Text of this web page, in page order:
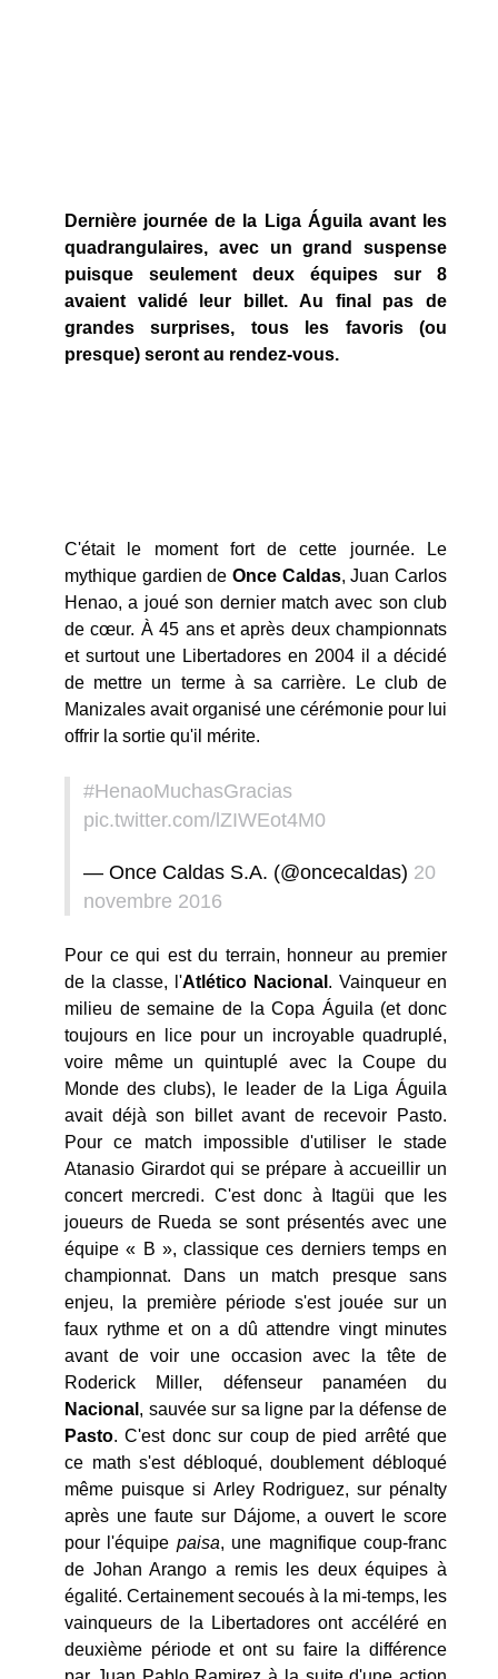
Dernière journée de la Liga Águila avant les
quadrangulaires, avec un grand suspense
puisque seulement deux équipes sur 8
avaient validé leur billet. Au final pas de
grandes surprises, tous les favoris (ou
presque) seront au rendez-vous.
C'était le moment fort de cette journée. Le
mythique gardien de Once Caldas, Juan Carlos
Henao, a joué son dernier match avec son club
de cœur. À 45 ans et après deux championnats
et surtout une Libertadores en 2004 il a décidé
de mettre un terme à sa carrière. Le club de
Manizales avait organisé une cérémonie pour lui
offrir la sortie qu'il mérite.
#HenaoMuchasGracias
pic.twitter.com/lZIWEot4M0
— Once Caldas S.A. (@oncecaldas) 20
novembre 2016
Pour ce qui est du terrain, honneur au premier
de la classe, l'Atlético Nacional . Vainqueur en
milieu de semaine de la Copa Águila (et donc
toujours en lice pour un incroyable quadruplé,
voire même un quintuplé avec la Coupe du
Monde des clubs), le leader de la Liga Águila
avait déjà son billet avant de recevoir Pasto.
Pour ce match impossible d'utiliser le stade
Atanasio Girardot qui se prépare à accueillir un
concert mercredi. C'est donc à Itagüi que les
joueurs de Rueda se sont présentés avec une
équipe « B », classique ces derniers temps en
championnat. Dans un match presque sans
enjeu, la première période s'est jouée sur un
faux rythme et on a dû attendre vingt minutes
avant de voir une occasion avec la tête de
Roderick Miller, défenseur panaméen du
Nacional , sauvée sur sa ligne par la défense de
Pasto. C'est donc sur coup de pied arrêté que
ce math s'est débloqué, doublement débloqué
même puisque si Arley Rodriguez, sur pénalty
après une faute sur Dájome, a ouvert le score
pour l'équipe paisa, une magnifique coup-franc
de Johan Arango a remis les deux équipes à
égalité. Certainement secoués à la mi-temps, les
vainqueurs de la Libertadores ont accéléré en
deuxième période et ont su faire la différence